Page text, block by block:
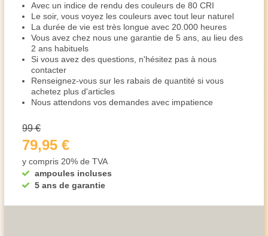
Avec un indice de rendu des couleurs de 80 CRI
Le soir, vous voyez les couleurs avec tout leur naturel
La durée de vie est très longue avec 20.000 heures
Vous avez chez nous une garantie de 5 ans, au lieu des
2 ans habituels
Si vous avez des questions, n'hésitez pas à nous
contacter
Renseignez-vous sur les rabais de quantité si vous
achetez plus d'articles
Nous attendons vos demandes avec impatience
ampoules incluses
5 ans de garantie
99 €
79,95 €
y compris 20% de TVA